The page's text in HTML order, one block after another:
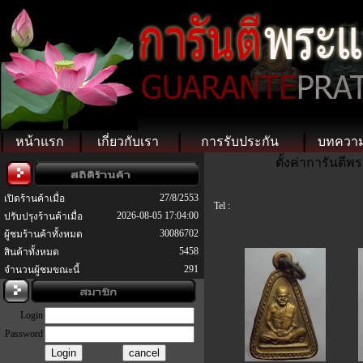
หน้าแรก เกี่ยวกับเรา การรับประกัน บทควา
เปิดร้านค้าเมื่อ
27/8/2553
ปรับปรุงร้านค้าเมื่อ
2026-08-05 17:04:00
ผู้ชมร้านค้าทั้งหมด
30086702
สินค้าทั้งหมด
5458
จำนวนผู้ชมขณะนี้
291
Login
Password
ตั้งค่าการันตีพร
Tel :